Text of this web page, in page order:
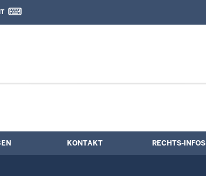
Kontaktformular
KONTAKT RECHTS-INFOS